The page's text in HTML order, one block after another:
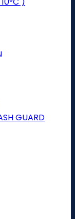
GUARD